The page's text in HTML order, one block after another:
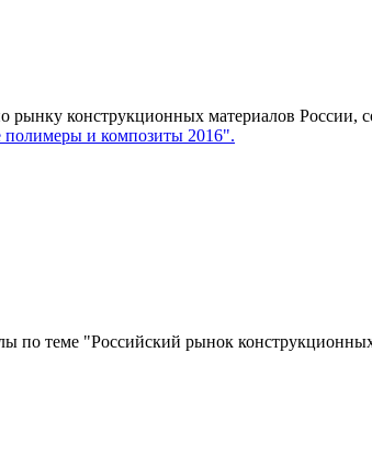
конструкционных материалов России,
и композиты 2016".
по теме "Российский рынок